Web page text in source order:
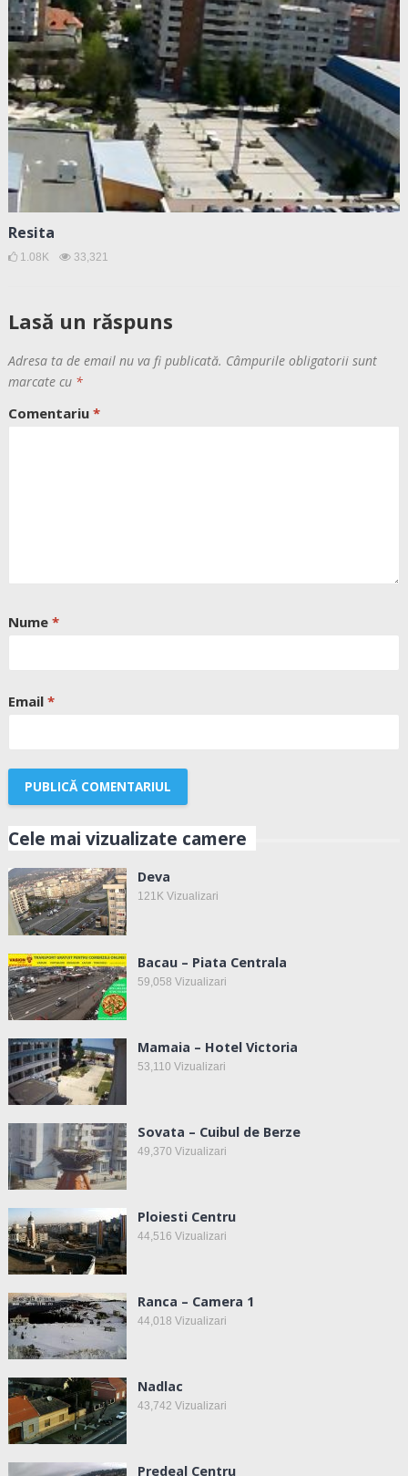
Resita
1.08K 33,321
Lasă un răspuns
Adresa ta de email nu va fi publicată. Câmpurile obligatorii sunt
marcate cu *
Comentariu *
Nume *
Email *
Cele mai vizualizate camere
Deva
121KVizualizari
Bacau – Piata Centrala
59,058 Vizualizari
Mamaia – Hotel Victoria
53,110 Vizualizari
Sovata – Cuibul de Berze
49,370 Vizualizari
Ploiesti Centru
44,516 Vizualizari
Ranca – Camera 1
44,018 Vizualizari
Nadlac
43,742 Vizualizari
Predeal Centru